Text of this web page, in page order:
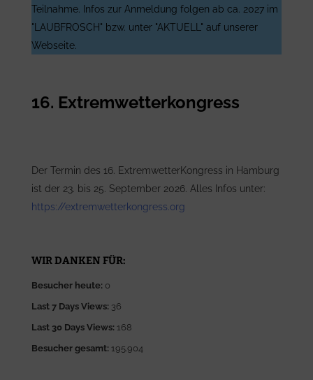
Teilnahme. Infos zur Anmeldung folgen ab ca. 2027 im
"LAUBFROSCH" bzw. unter "AKTUELL" auf unserer
Webseite.
16. Extremwetterkongress
Der Termin des 16. ExtremwetterKongress in Hamburg
ist der 23. bis 25. September 2026. Alles Infos unter:
https://extremwetterkongress.org
WIR DANKEN FÜR:
Besucher heute: 0
Last 7 Days Views: 36
Last 30 Days Views: 168
Besucher gesamt: 195.904